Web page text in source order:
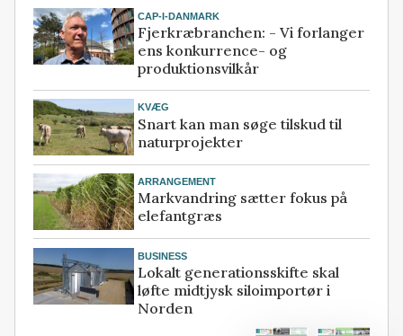
CAP-I-DANMARK
Fjerkræbranchen: - Vi forlanger
ens konkurrence- og
produktionsvilkår
KVÆG
Snart kan man søge tilskud til
naturprojekter
ARRANGEMENT
Markvandring sætter fokus på
elefantgræs
BUSINESS
Lokalt generationsskifte skal
løfte midtjysk siloimportør i
Norden